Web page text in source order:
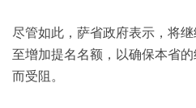
尽管如此，萨省政府表示，将
至增加提名名额，以确保本省
而受阻。